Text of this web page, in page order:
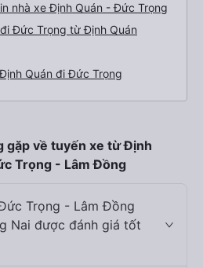
nhà xe Định Quán - Đức Trọng
Đức Trọng từ Định Quán
Quán đi Đức Trọng
gặp về tuyến xe từ Định
Trọng - Lâm Đồng
Trọng - Lâm Đồng
Nai được đánh giá tốt